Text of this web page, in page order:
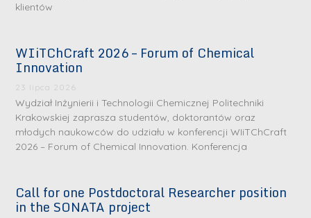
klientów
WIiTChCraft 2026 – Forum of Chemical
Innovation
23 lipca 2026
Wydział Inżynierii i Technologii Chemicznej Politechniki
Krakowskiej zaprasza studentów, doktorantów oraz
młodych naukowców do udziału w konferencji WIiTChCraft
2026 – Forum of Chemical Innovation. Konferencja
Call for one Postdoctoral Researcher position
in the SONATA project